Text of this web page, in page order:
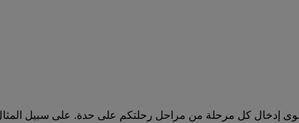
إدخال كل مرحلة من مراحل رحلتكم على حدة. على سبيل